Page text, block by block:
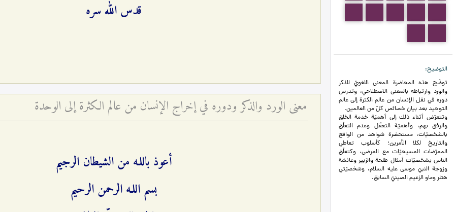
التوضيح
توضّح هذه المحاضرة المعنى اللغويّ للذكر
والورد وارتباطه بالمعنى الاصطلاحي، وتدرس
دوره في نقل الإنسان من عالم الكثرة إلى عالم
التوحيد بعد بيان خصائص كلّ من العالمين.
وتتعرّض أثناء ذلك إلى أهميّة خدمة الخلق
والرفق بهم، وأهميّة التعقّل وعدم التعلّق
بالشخصيّات، مستحضرة شواهد من الواقع
والتاريخ لكلا الأمرين؛ كأسلوب تعاطي
الممرّضات المسيحيّات مع المرضى، وكتعلّق
الناس بشخصيّات أمثال طلحة والزبير وعائشة
وزوجة النبيّ موسى عليه السلام، وشخصيّتي
هتلر وماو الزعيم الصينيّ السابق.
قدس الله سره
معنى الورد والذكر ودوره في إخراج الإنسان من عالم الكثرة إلى الوحدة
أعوذ باللـه من الشيطان الرجيم
بسم اللـه الرحمن الرحيم